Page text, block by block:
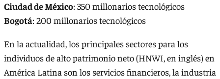
Ciudad de México: 350 millonarios tecnológicos
Bogotá: 200 millonarios tecnológicos
En la actualidad, los principales sectores para los
individuos de alto patrimonio neto (HNWI, en inglés) en
América Latina son los servicios financieros, la industria